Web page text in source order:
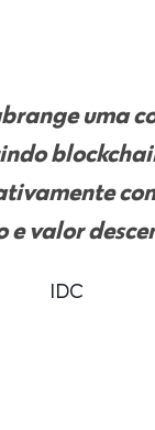
uma
e valor
IDC